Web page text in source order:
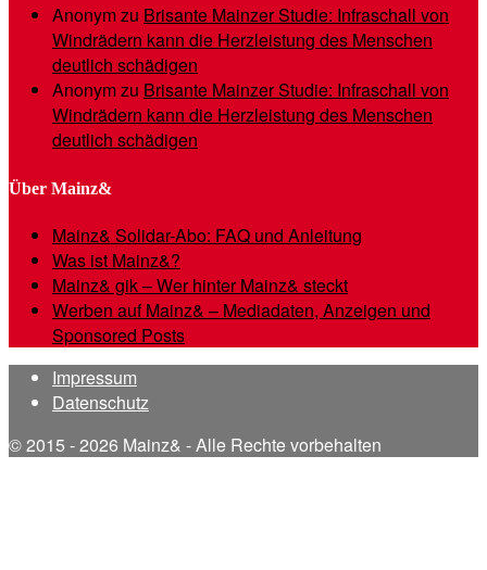
Anonymzu Brisante Mainzer Studie: Infraschall von
Windrädern kann die Herzleistung des Menschen
deutlich schädigen
Anonymzu Brisante Mainzer Studie: Infraschall von
Windrädern kann die Herzleistung des Menschen
deutlich schädigen
Über Mainz&
Mainz& Solidar-Abo: FAQ und Anleitung
Was ist Mainz&?
Mainz& gik – Wer hinter Mainz& steckt
Werben auf Mainz& – Mediadaten, Anzeigen und
Sponsored Posts
Impressum
Datenschutz
© 2015 - 2026 Mainz& - Alle Rechte vorbehalten